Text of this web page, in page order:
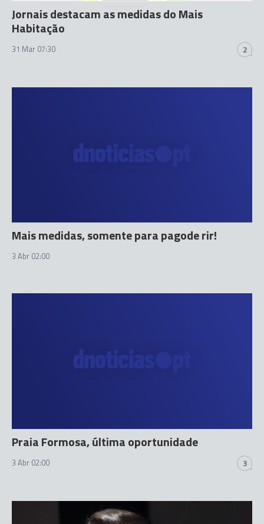
Jornais destacam as medidas do Mais
Habitação
31 Mar 07:30 2
Mais medidas, somente para pagode rir!
3 Abr 02:00
Praia Formosa, última oportunidade
3 Abr 02:00 3